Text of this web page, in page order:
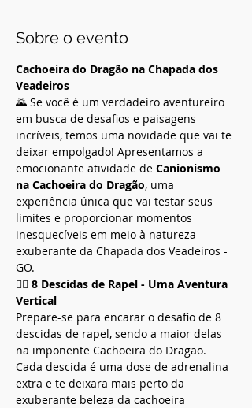
Sobre o evento
Cachoeira do Dragão na Chapada dos
Veadeiros
🌄 Se você é um verdadeiro aventureiro
em busca de desafios e paisagens
incríveis, temos uma novidade que vai te
deixar empolgado! Apresentamos a
emocionante atividade de Canionismo
na Cachoeira do Dragão, uma
experiência única que vai testar seus
limites e proporcionar momentos
inesquecíveis em meio à natureza
exuberante da Chapada dos Veadeiros -
GO.
🧗‍♂️ 8 Descidas de Rapel - Uma Aventura
Vertical
Prepare-se para encarar o desafio de 8
descidas de rapel, sendo a maior delas
na imponente Cachoeira do Dragão.
Cada descida é uma dose de adrenalina
extra e te deixara mais perto da
exuberante beleza da cachoeira